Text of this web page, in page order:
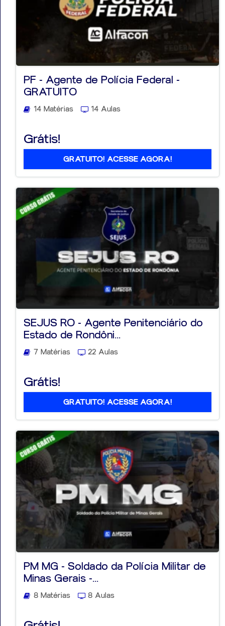
PF - Agente de Polícia Federal -
GRATUITO
14 Matérias 14 Aulas
Grátis!
GRATUITO! ACESSE AGORA!
SEJUS RO - Agente Penitenciário do
Estado de Rondôni...
7 Matérias 22 Aulas
Grátis!
GRATUITO! ACESSE AGORA!
PM MG - Soldado da Polícia Militar de
Minas Gerais -...
8 Matérias 8 Aulas